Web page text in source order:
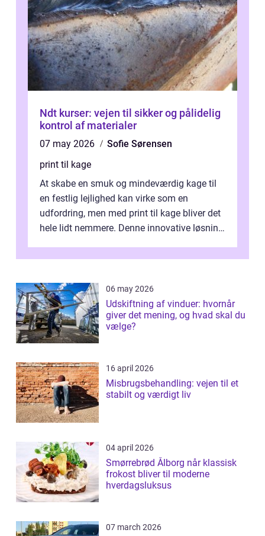
Ndt kurser: vejen til sikker og pålidelig
kontrol af materialer
07 may 2026
Sofie Sørensen
print til kage
At skabe en smuk og mindeværdig kage til
en festlig lejlighed kan virke som en
udfordring, men med print til kage bliver det
hele lidt nemmere. Denne innovative løsning
06 may 2026
Udskiftning af vinduer: hvornår
giver det mening, og hvad skal du
vælge?
16 april 2026
Misbrugsbehandling: vejen til et
stabilt og værdigt liv
04 april 2026
Smørrebrød Ålborg når klassisk
frokost bliver til moderne
hverdagsluksus
07 march 2026